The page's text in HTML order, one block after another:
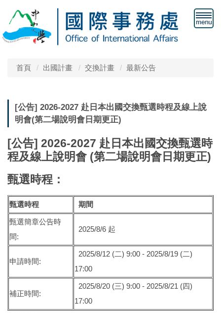
首頁 出國計畫 交換計畫 最新公告
[公告] 2026-2027 赴日本出國交換甄選時程及線上說
明會(第二場說明會日期更正)
[公告] 2026-2027 赴日本出國交換甄選時
程及線上說明會 (第二場說明會日期更正)
甄選時程 ：
甄選時程 期間
甄選簡章公告時
間:
2025/8/6 起
申請時間:
2025/8/12 (二) 9:00 - 2025/8/19 (二)
17:00
補正時間:
2025/8/20 (三) 9:00 - 2025/8/21 (四)
17:00